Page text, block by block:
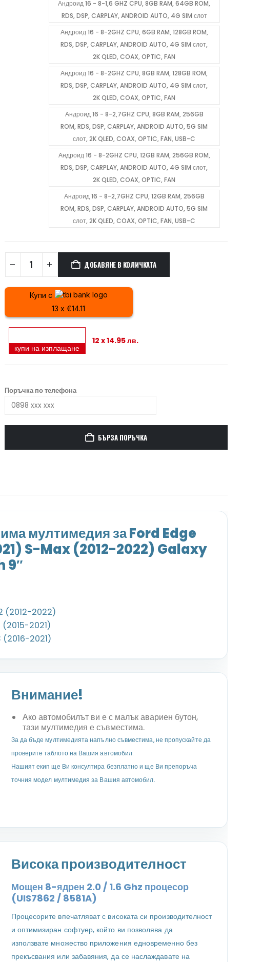
Андроид 16 - 8-1,6 GHZ CPU, 8GB RAM, 64GB ROM,
RDS, DSP, CARPLAY, ANDROID AUTO, 4G SIM слот
Андроид 16 - 8-2GHZ CPU, 6GB RAM, 128GB ROM,
RDS, DSP, CARPLAY, ANDROID AUTO, 4G SIM слот,
2K QLED, COAX, OPTIC, FAN
Андроид 16 - 8-2GHZ CPU, 8GB RAM, 128GB ROM,
RDS, DSP, CARPLAY, ANDROID AUTO, 4G SIM слот,
2K QLED, COAX, OPTIC, FAN
Андроид 16 - 8-2,7GHZ CPU, 8GB RAM, 256GB
ROM, RDS, DSP, CARPLAY, ANDROID AUTO, 5G SIM
слот, 2K QLED, COAX, OPTIC, FAN, USB-C
Андроид 16 - 8-2GHZ CPU, 12GB RAM, 256GB ROM,
RDS, DSP, CARPLAY, ANDROID AUTO, 4G SIM слот,
2K QLED, COAX, OPTIC, FAN
Андроид 16 - 8-2,7GHZ CPU, 12GB RAM, 256GB
ROM, RDS, DSP, CARPLAY, ANDROID AUTO, 5G SIM
слот, 2K QLED, COAX, OPTIC, FAN, USB-C
ДОБАВЯНЕ В КОЛИЧКАТА
Купи с
13 x €14.11
купи на изплащане
12 x 14.95 лв.
Поръчка по телефона
БЪРЗА ПОРЪЧКА
мултимедия за Ford Edge
S-Max (2012-2022) Galaxy
9″
(2012-2022)
2021)
(2016-2021)
Внимание!
Ако автомобилът ви е с малък авариен бутон,
тази мултимедия е съвместима.
За да бъде мултимедията напълно съвместима, не пропускайте да
проверите таблото на Вашия автомобил.
Нашият екип ще Ви консултира безплатно и ще Ви препоръча
точния модел мултимедия за Вашия автомобил.
Висока производителност
Мощен 8-ядрен 2.0 / 1.6 Ghz процесор
(UIS7862 / 8581A)
Процесорите впечатляват с високата си производителност
и оптимизиран софтуер, който ви позволява да
използвате множество приложения едновременно без
прекъсвания или забавяния, да се наслаждавате на